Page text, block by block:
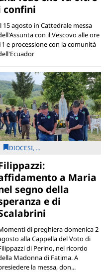
confini
15 agosto in Cattedrale messa
con il Vescovo alle ore
e processione con la comunità
DIOCESI, ...
a Maria
segno della
e di
di preghiera domenica 2
alla Cappella del Voto di
di Perino, nel ricordo
Madonna di Fatima. A
la messa, don...